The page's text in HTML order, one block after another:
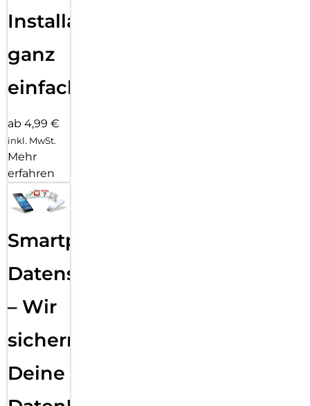
Installation
ganz
einfach
ab 4,99 €
inkl. MwSt.
Mehr
erfahren
Smartphone
Datensicherung
– Wir
sichern
Deine